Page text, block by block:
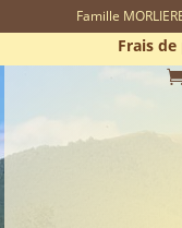
Famille
Frais